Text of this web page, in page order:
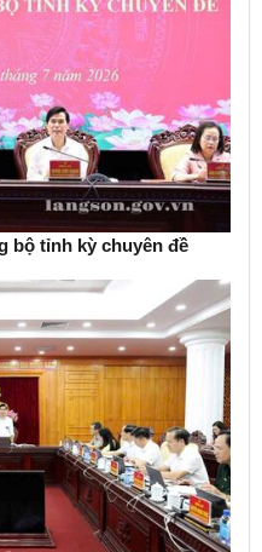
bộ tỉnh kỳ chuyên đề